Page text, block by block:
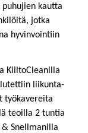
kautta
jotka
hyvinvointiin
KiiltoCleanilla
liikunta-
työkavereita
teoilla 2 tuntia
& Snellmanilla